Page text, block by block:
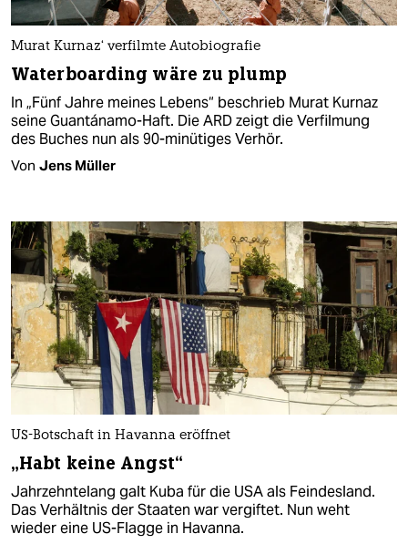
Murat Kurnaz‘ verfilmte Autobiografie
Waterboarding wäre zu plump
In „Fünf Jahre meines Lebens“ beschrieb Murat Kurnaz
seine Guantánamo-Haft. Die ARD zeigt die Verfilmung
des Buches nun als 90-minütiges Verhör.
Von Jens Müller
US-Botschaft in Havanna eröffnet
„Habt keine Angst“
Jahrzehntelang galt Kuba für die USA als Feindesland.
Das Verhältnis der Staaten war vergiftet. Nun weht
wieder eine US-Flagge in Havanna.